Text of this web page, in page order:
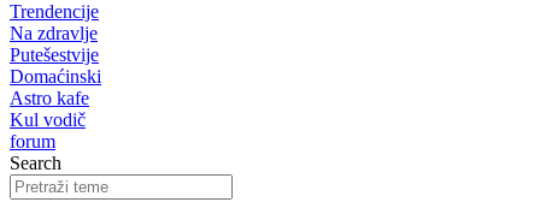
Trendencije
Na zdravlje
Putešestvije
Domaćinski
Astro kafe
Kul vodič
forum
Search